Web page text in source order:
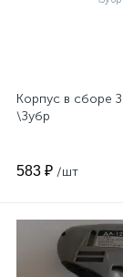
Корпус в сборе
\Зубр
583 ₽ /шт